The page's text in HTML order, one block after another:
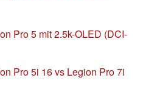
Pro 5 mit 2.5k-OLED (DCI-
Pro 5i 16 vs Legion Pro 7i